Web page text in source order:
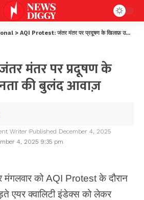
> AQI Protest: जंतर मंतर पर प्रदूषण के खिलाफ़ उठी जनता की बुलंद आवाज़
मंतर पर प्रदूषण के
की बुलंद आवाज़
4, 2025 9:35 pm
Writer Published December 4, 2025
मंगलवार को AQI Protest के दौरान
एयर क्वालिटी इंडेक्स को लेकर